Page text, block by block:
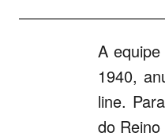
A
1940,
line.
do